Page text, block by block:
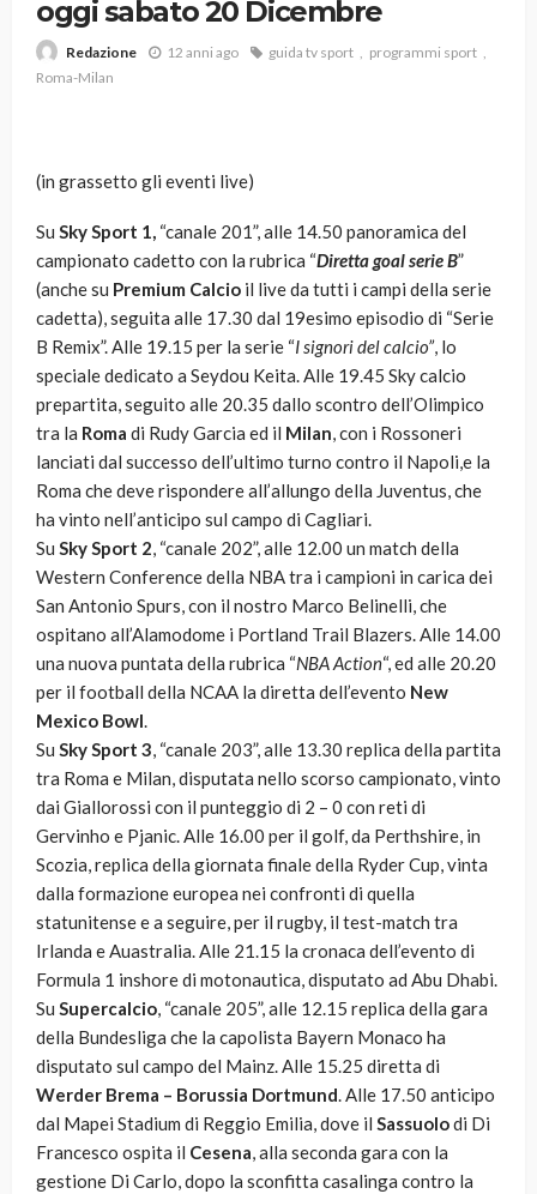
oggi sabato 20 Dicembre
Redazione 12 anni ago guida tv sport
programmi sport
Roma-Milan
(in grassetto gli eventi live)
Su Sky Sport 1, “canale 201”, alle 14.50 panoramica del
campionato cadetto con la rubrica “Diretta goal serie B”
(anche su Premium Calcio il live da tutti i campi della serie
cadetta), seguita alle 17.30 dal 19esimo episodio di “Serie
B Remix”. Alle 19.15 per la serie “I signori del calcio”, lo
speciale dedicato a Seydou Keita. Alle 19.45 Sky calcio
prepartita, seguito alle 20.35 dallo scontro dell’Olimpico
tra la Roma di Rudy Garcia ed il Milan, con i Rossoneri
lanciati dal successo dell’ultimo turno contro il Napoli,e la
Roma che deve rispondere all’allungo della Juventus, che
ha vinto nell’anticipo sul campo di Cagliari.
Su Sky Sport 2, “canale 202”, alle 12.00 un match della
Western Conference della NBA tra i campioni in carica dei
San Antonio Spurs, con il nostro Marco Belinelli, che
ospitano all’Alamodome i Portland Trail Blazers. Alle 14.00
una nuova puntata della rubrica “NBA Action“, ed alle 20.20
per il football della NCAA la diretta dell’evento New
Mexico Bowl.
Su Sky Sport 3, “canale 203”, alle 13.30 replica della partita
tra Roma e Milan, disputata nello scorso campionato, vinto
dai Giallorossi con il punteggio di 2 – 0 con reti di
Gervinho e Pjanic. Alle 16.00 per il golf, da Perthshire, in
Scozia, replica della giornata finale della Ryder Cup, vinta
dalla formazione europea nei confronti di quella
statunitense e a seguire, per il rugby, il test-match tra
Irlanda e Auastralia. Alle 21.15 la cronaca dell’evento di
Formula 1 inshore di motonautica, disputato ad Abu Dhabi.
Su Supercalcio, “canale 205”, alle 12.15 replica della gara
della Bundesliga che la capolista Bayern Monaco ha
disputato sul campo del Mainz. Alle 15.25 diretta di
Werder Brema – Borussia Dortmund. Alle 17.50 anticipo
dal Mapei Stadium di Reggio Emilia, dove il Sassuolodi Di
Francesco ospita il Cesena, alla seconda gara con la
gestione Di Carlo, dopo la sconfitta casalinga contro la